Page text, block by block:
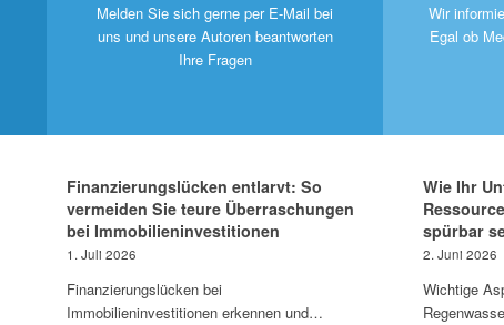
Melden Sie sich gerne per E-Mail bei
uns und unsere Autoren beantworten
Ihre Fragen
Wir
Egal ob
Finanzierungslücken entlarvt: So
vermeiden Sie teure Überraschungen
bei Immobilieninvestitionen
1. Juli 2026
Finanzierungslücken bei
Immobilieninvestitionen erkennen und…
Wie Ihr
spürbar
2. Juni 2026
Wichtige